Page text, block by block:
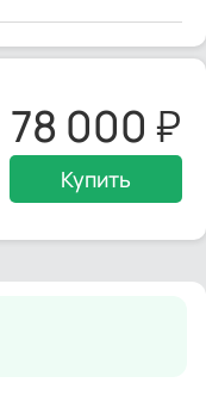
78 000
Купить